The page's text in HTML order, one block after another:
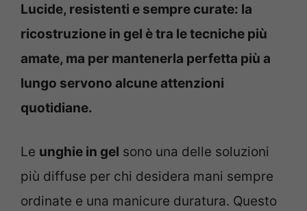
Lucide, resistenti e sempre curate: la
ricostruzione in gel è tra le tecniche più
amate, ma per mantenerla perfetta più a
lungo servono alcune attenzioni
quotidiane.
Le unghie in gel sono una delle soluzioni
più diffuse per chi desidera mani sempre
ordinate e una manicure duratura. Questo